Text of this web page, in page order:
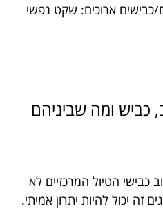
ארוכים: שקט נפשי
כביש ומה שביניהם
כבישי הטיול המרכזיים לא
זה יכול להיות יתרון אמיתי.